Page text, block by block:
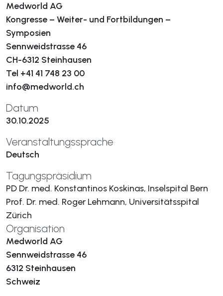
Medworld AG
Kongresse – Weiter- und Fortbildungen –
Symposien
Sennweidstrasse 46
CH-6312 Steinhausen
Tel +41 41 748 23 00
info@medworld.ch
Datum
30.10.2025
Veranstaltungssprache
Deutsch
Tagungspräsidium
PD Dr. med. Konstantinos Koskinas, Inselspital Bern
Prof. Dr. med. Roger Lehmann, Universitätsspital
Zürich
Organisation
Medworld AG
Sennweidstrasse 46
6312 Steinhausen
Schweiz